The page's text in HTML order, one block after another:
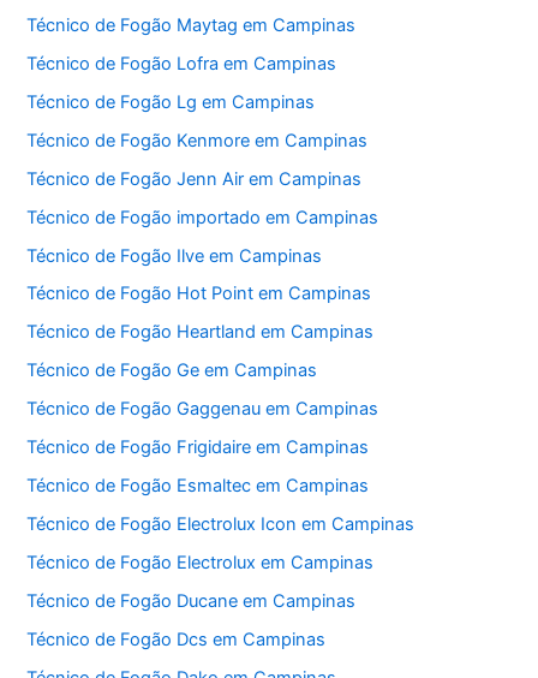
Técnico de Fogão Maytag em Campinas
Técnico de Fogão Lofra em Campinas
Técnico de Fogão Lg em Campinas
Técnico de Fogão Kenmore em Campinas
Técnico de Fogão Jenn Air em Campinas
Técnico de Fogão importado em Campinas
Técnico de Fogão Ilve em Campinas
Técnico de Fogão Hot Point em Campinas
Técnico de Fogão Heartland em Campinas
Técnico de Fogão Ge em Campinas
Técnico de Fogão Gaggenau em Campinas
Técnico de Fogão Frigidaire em Campinas
Técnico de Fogão Esmaltec em Campinas
Técnico de Fogão Electrolux Icon em Campinas
Técnico de Fogão Electrolux em Campinas
Técnico de Fogão Ducane em Campinas
Técnico de Fogão Dcs em Campinas